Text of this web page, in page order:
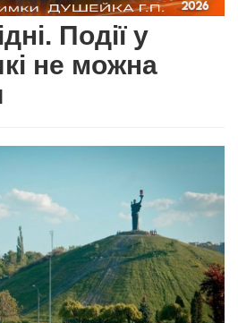
Події у
не можна